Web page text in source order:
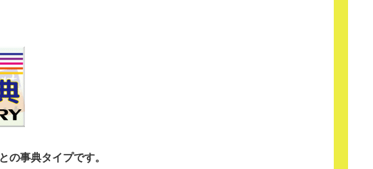
の事典タイプです。